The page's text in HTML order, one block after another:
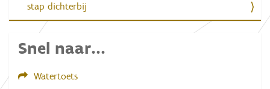
stap dichterbij
Snel naar...
Watertoets